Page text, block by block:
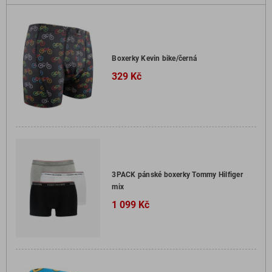
Boxerky Kevin bike/černá
329 Kč
3PACK pánské boxerky Tommy Hilfiger
mix
1 099 Kč